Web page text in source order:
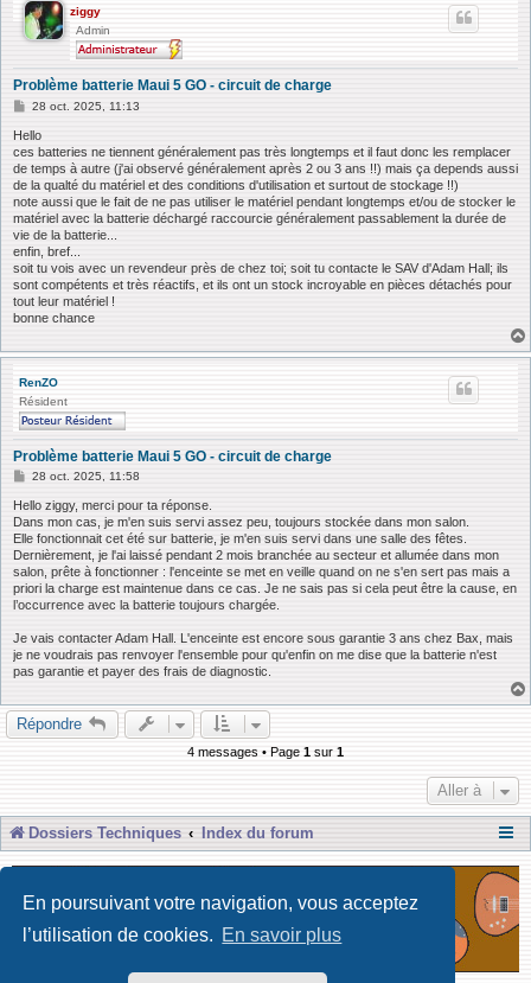
En poursuivant votre navigation, vous acceptez
l’utilisation de cookies. En savoir plus
ziggy
Admin
Problème batterie Maui 5 GO - circuit de charge
M
s
s
g
e
28 oct. 2025, 11:13
Hello
ces batteries ne tiennent généralement pas très longtemps et il faut donc les remplacer
de temps à autre (j'ai observé généralement après 2 ou 3 ans !!) mais ça depends aussi
de la qualté du matériel et des conditions d'utilisation et surtout de stockage !!)
note aussi que le fait de ne pas utiliser le matériel pendant longtemps et/ou de stocker le
matériel avec la batterie déchargé raccourcie généralement passablement la durée de
vie de la batterie...
enfin, bref...
soit tu vois avec un revendeur près de chez toi; soit tu contacte le SAV d'Adam Hall; ils
sont compétents et très réactifs, et ils ont un stock incroyable en pièces détachés pour
tout leur matériel !
bonne chance
RenZO
Résident
Problème batterie Maui 5 GO - circuit de charge
M
s
s
g
e
28 oct. 2025, 11:58
Hello ziggy, merci pour ta réponse.
Dans mon cas, je m'en suis servi assez peu, toujours stockée dans mon salon.
Elle fonctionnait cet été sur batterie, je m'en suis servi dans une salle des fêtes.
Dernièrement, je l'ai laissé pendant 2 mois branchée au secteur et allumée dans mon
salon, prête à fonctionner : l'enceinte se met en veille quand on ne s'en sert pas mais a
priori la charge est maintenue dans ce cas. Je ne sais pas si cela peut être la cause, en
l’occurrence avec la batterie toujours chargée.
Je vais contacter Adam Hall. L'enceinte est encore sous garantie 3 ans chez Bax, mais
je ne voudrais pas renvoyer l'ensemble pour qu'enfin on me dise que la batterie n'est
pas garantie et payer des frais de diagnostic.
Répondre
4 messages • Page 1 sur 1
Aller à
Dossiers Techniques Index du forum